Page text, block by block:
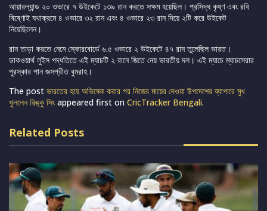
আয়ারল্যান্ড ২০ ওভারে ৭ উইকেটে ১৩৯ রান করতে সক্ষম হয়েছিল। প্রসিদ্ধ কৃষ্ণ এবং রবি
বিষ্ণোই যথাক্রমে ৪ ওভারে ৩২ রান এবং ৪ ওভারে ২৩ রান দিয়ে ২টি করে উইকেট
নিয়েছিলেন।
রান তাড়া করতে নেমে স্কোরবোর্ডে ৬.৫ ওভারে ২ উইকেটে ৪৭ রান তুলেছিল ভারত।
ডাকওয়ার্থ লুইস পদ্ধতিতে এই ম্যাচটি ২ রানে জিতে নেয় ভারতীয় দল। এই ম্যাচে ম্যাচসেরার
পুরস্কার পান জসপ্রীত বুমরাহ।
The post ভারতের হয়ে অভিষেক করার পর নিজের মায়ের দেওয়া উপদেশের ব্যাপারে মুখ
খুললেন রিঙ্কু সিং appeared first on CricTracker Bengali.
Related Posts